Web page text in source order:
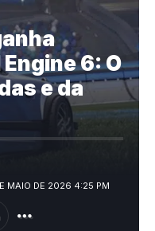
6: O
e da
MAIO DE 2026 4:25 PM